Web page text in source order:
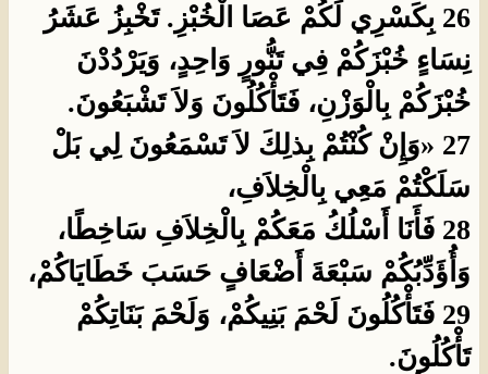
26 بِكَسْرِي لَكُمْ عَصَا الْخُبْزِ. تَخْبِزُ عَشَرُ
نِسَاءٍ خُبْزَكُمْ فِي تَنُّورٍ وَاحِدٍ، وَيَرْدُدْنَ
خُبْزَكُمْ بِالْوَزْنِ، فَتَأْكُلُونَ وَلاَ تَشْبَعُونَ.
27 «وَإِنْ كُنْتُمْ بِذلِكَ لاَ تَسْمَعُونَ لِي بَلْ
سَلَكْتُمْ مَعِي بِالْخِلاَفِ،
28 فَأَنَا أَسْلُكُ مَعَكُمْ بِالْخِلاَفِ سَاخِطًا،
وَأُؤَدِّبُكُمْ سَبْعَةَ أَضْعَافٍ حَسَبَ خَطَايَاكُمْ،
29 فَتَأْكُلُونَ لَحْمَ بَنِيكُمْ، وَلَحْمَ بَنَاتِكُمْ
تَأْكُلُونَ.